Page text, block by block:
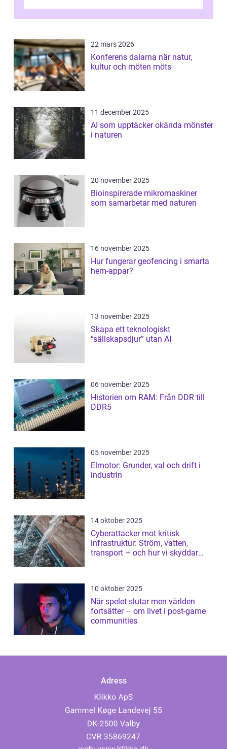
22 mars 2026
Konferens dalarna när natur,
kultur och möten möts
11 december 2025
AI som upptäcker okända mönster
i naturen
20 november 2025
Bioinspirerade mikromaskiner
som samarbetar med naturen
16 november 2025
Hur fungerar geofencing i smarta
hem-appar?
13 november 2025
Skapa ett teknologiskt
“sällskapsdjur” utan AI
06 november 2025
Historien om RAM: Från DDR till
DDR5
05 november 2025
Elmotor: Grunder, val och drift i
industrin
14 oktober 2025
Cyberattacker mot kritisk
infrastruktur: Ström, vatten,
transport – och hur vi skyddar
10 oktober 2025
När spelet slutar men världen
fortsätter – om livet i post-game
communities
Adress